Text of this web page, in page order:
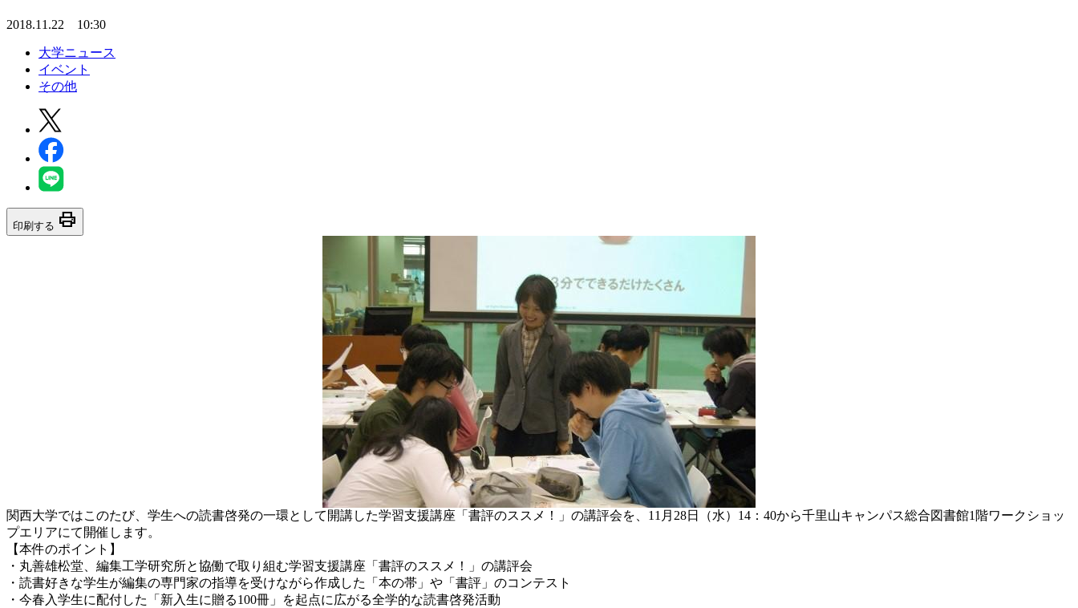
2018.11.22 10:30
大学ニュース
イベント
その他
印刷する print
関西大学ではこのたび、学生への読書啓発の一環として開講した学習支援講座「書評のススメ！」の講評会を、11月28日（水）14：40から千里山キャンパス総合図書館1階ワークショッ
プエリアにて開催します。
【本件のポイント】
・丸善雄松堂、編集工学研究所と協働で取り組む学習支援講座「書評のススメ！」の講評会
・読書好きな学生が編集の専門家の指導を受けながら作成した「本の帯」や「書評」のコンテスト
・今春入学生に配付した「新入生に贈る100冊」を起点に広がる全学的な読書啓発活動